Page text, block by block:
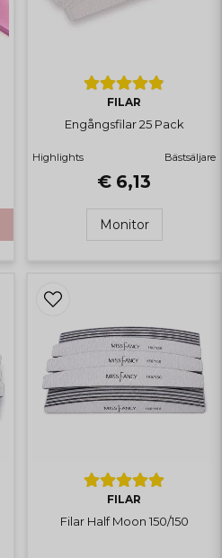
FILAR
Engångsfilar 25 Pack
Highlights Bästsäljare
€ 6,13
Monitor
FILAR
Filar Half Moon 150/150